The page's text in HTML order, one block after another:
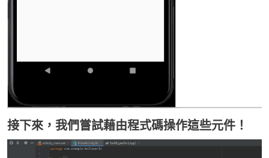
接下來，我們嘗試藉由程式碼操作這些元件！